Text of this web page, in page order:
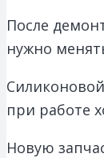
После
нужно
при работе
Новую